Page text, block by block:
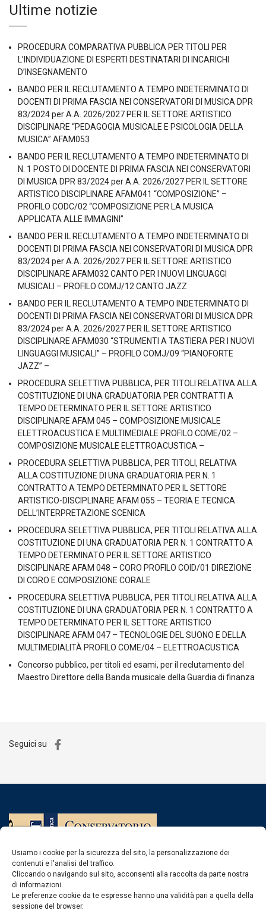
Usiamo i cookie per la sicurezza del sito, la personalizzazione dei
contenuti e l'analisi del traffico.
Cliccando o navigando sul sito, acconsenti alla raccolta da parte nostra
di informazioni.
Le preferenze cookie da te espresse hanno una validità pari a quella della
sessione del browser.
Ultime notizie
PROCEDURA COMPARATIVA PUBBLICA PER TITOLI PER
L’INDIVIDUAZIONE DI ESPERTI DESTINATARI DI INCARICHI
D’INSEGNAMENTO
BANDO PER IL RECLUTAMENTO A TEMPO INDETERMINATO DI
DOCENTI DI PRIMA FASCIA NEI CONSERVATORI DI MUSICA DPR
83/2024 per A.A. 2026/2027 PER IL SETTORE ARTISTICO
DISCIPLINARE “PEDAGOGIA MUSICALE E PSICOLOGIA DELLA
MUSICA” AFAM053
BANDO PER IL RECLUTAMENTO A TEMPO INDETERMINATO DI
N. 1 POSTO DI DOCENTE DI PRIMA FASCIA NEI CONSERVATORI
DI MUSICA DPR 83/2024 per A.A. 2026/2027 PER IL SETTORE
ARTISTICO DISCIPLINARE AFAM041 “COMPOSIZIONE” –
PROFILO CODC/02 “COMPOSIZIONE PER LA MUSICA
APPLICATA ALLE IMMAGINI”
BANDO PER IL RECLUTAMENTO A TEMPO INDETERMINATO DI
DOCENTI DI PRIMA FASCIA NEI CONSERVATORI DI MUSICA DPR
83/2024 per A.A. 2026/2027 PER IL SETTORE ARTISTICO
DISCIPLINARE AFAM032 CANTO PER I NUOVI LINGUAGGI
MUSICALI – PROFILO COMJ/12 CANTO JAZZ
BANDO PER IL RECLUTAMENTO A TEMPO INDETERMINATO DI
DOCENTI DI PRIMA FASCIA NEI CONSERVATORI DI MUSICA DPR
83/2024 per A.A. 2026/2027 PER IL SETTORE ARTISTICO
DISCIPLINARE AFAM030 “STRUMENTI A TASTIERA PER I NUOVI
LINGUAGGI MUSICALI” – PROFILO COMJ/09 “PIANOFORTE
JAZZ” –
PROCEDURA SELETTIVA PUBBLICA, PER TITOLI RELATIVA ALLA
COSTITUZIONE DI UNA GRADUATORIA PER CONTRATTI A
TEMPO DETERMINATO PER IL SETTORE ARTISTICO
DISCIPLINARE AFAM 045 – COMPOSIZIONE MUSICALE
ELETTROACUSTICA E MULTIMEDIALE PROFILO COME/02 –
COMPOSIZIONE MUSICALE ELETTROACUSTICA –
PROCEDURA SELETTIVA PUBBLICA, PER TITOLI, RELATIVA
ALLA COSTITUZIONE DI UNA GRADUATORIA PER N. 1
CONTRATTO A TEMPO DETERMINATO PER IL SETTORE
ARTISTICO-DISCIPLINARE AFAM 055 – TEORIA E TECNICA
DELL’INTERPRETAZIONE SCENICA
PROCEDURA SELETTIVA PUBBLICA, PER TITOLI RELATIVA ALLA
COSTITUZIONE DI UNA GRADUATORIA PER N. 1 CONTRATTO A
TEMPO DETERMINATO PER IL SETTORE ARTISTICO
DISCIPLINARE AFAM 048 – CORO PROFILO COID/01 DIREZIONE
DI CORO E COMPOSIZIONE CORALE
PROCEDURA SELETTIVA PUBBLICA, PER TITOLI RELATIVA ALLA
COSTITUZIONE DI UNA GRADUATORIA PER N. 1 CONTRATTO A
TEMPO DETERMINATO PER IL SETTORE ARTISTICO
DISCIPLINARE AFAM 047 – TECNOLOGIE DEL SUONO E DELLA
MULTIMEDIALITÀ PROFILO COME/04 – ELETTROACUSTICA
Concorso pubblico, per titoli ed esami, per il reclutamento del
Maestro Direttore della Banda musicale della Guardia di finanza
Seguici su
Contatti